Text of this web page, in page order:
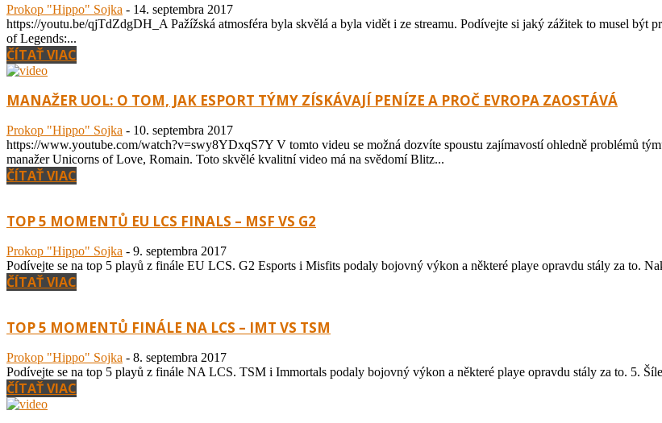
Prokop "Hippo" Sojka - 14. septembra 2017
https://youtu.be/qjTdZdgDH_A Pažížská atmosféra byla skvělá a byla vidět i ze streamu. Podívejte si jaký zážitek to musel být
of Legends:...
ČÍTAŤ VIAC
MANAŽER UOL: O TOM, JAK ESPORT TÝMY ZÍSKÁVAJÍ PENÍZE A PROČ EVROPA ZAOSTÁVÁ
Prokop "Hippo" Sojka - 10. septembra 2017
https://www.youtube.com/watch?v=swy8YDxqS7Y V tomto videu se možná dozvíte spoustu zajímavostí ohledně problémů
manažer Unicorns of Love, Romain. Toto skvělé kvalitní video má na svědomí Blitz...
ČÍTAŤ VIAC
TOP 5 MOMENTŮ EU LCS FINALS – MSF VS G2
Prokop "Hippo" Sojka - 9. septembra 2017
Podívejte se na top 5 playů z finále EU LCS. G2 Esports i Misfits podaly bojovný výkon a některé playe opravdu stály za to.
ČÍTAŤ VIAC
TOP 5 MOMENTŮ FINÁLE NA LCS – IMT VS TSM
Prokop "Hippo" Sojka - 8. septembra 2017
Podívejte se na top 5 playů z finále NA LCS. TSM i Immortals podaly bojovný výkon a některé playe opravdu stály za to. 5.
ČÍTAŤ VIAC